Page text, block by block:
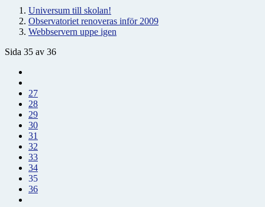
Universum till skolan!
Observatoriet renoveras inför 2009
Webbservern uppe igen
Sida 35 av 36
27
28
29
30
31
32
33
34
35
36